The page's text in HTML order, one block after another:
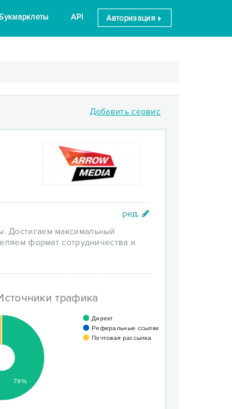
Букмарклеты API Авторизация
Добавить сервис
Достигаем максимальный
формат сотрудничества и
трафика
Директ
Реферальные ссылки
Почтовая рассылка
79%